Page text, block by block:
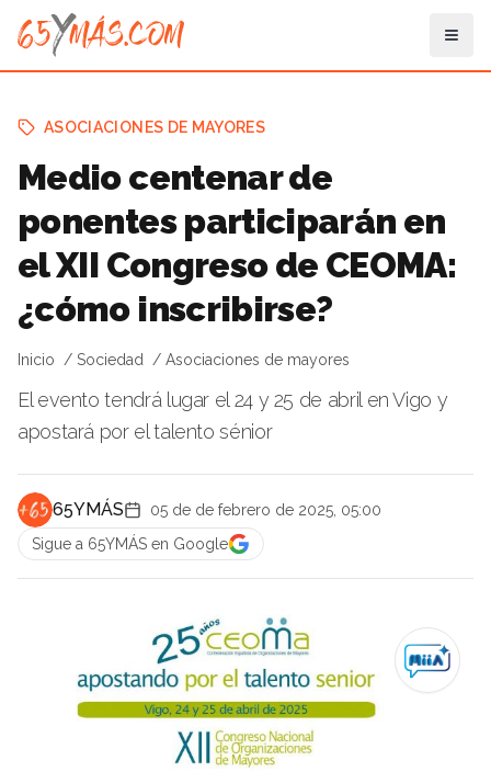
ASOCIACIONES DE MAYORES
Medio centenar de
ponentes participarán en
el XII Congreso de CEOMA:
¿cómo inscribirse?
Inicio Sociedad Asociaciones de mayores
El evento tendrá lugar el 24 y 25 de abril en Vigo y
apostará por el talento sénior
65YMÁS
05 de de febrero de 2025, 05:00
Sigue a 65YMÁS en Google